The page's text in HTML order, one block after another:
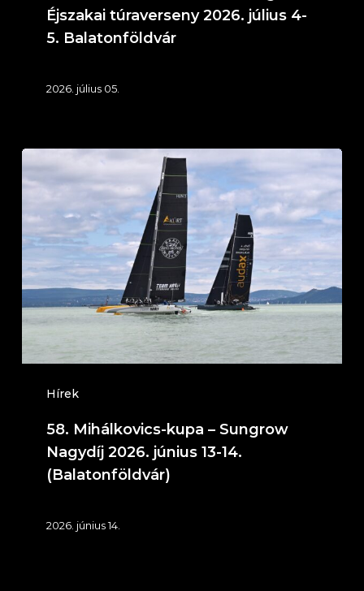
Balatonföldvár
Éjszakai túraverseny 2026. július 4-
5. Balatonföldvár
2026. július 05.
Hírek
58.
Mihálkovics-
kupa
–
Sungrow
Nagydíj
2026.
június
13-
(Balatonföldvár)
58. Mihálkovics-kupa – Sungrow
Nagydíj 2026. június 13-14.
(Balatonföldvár)
2026. június 14.